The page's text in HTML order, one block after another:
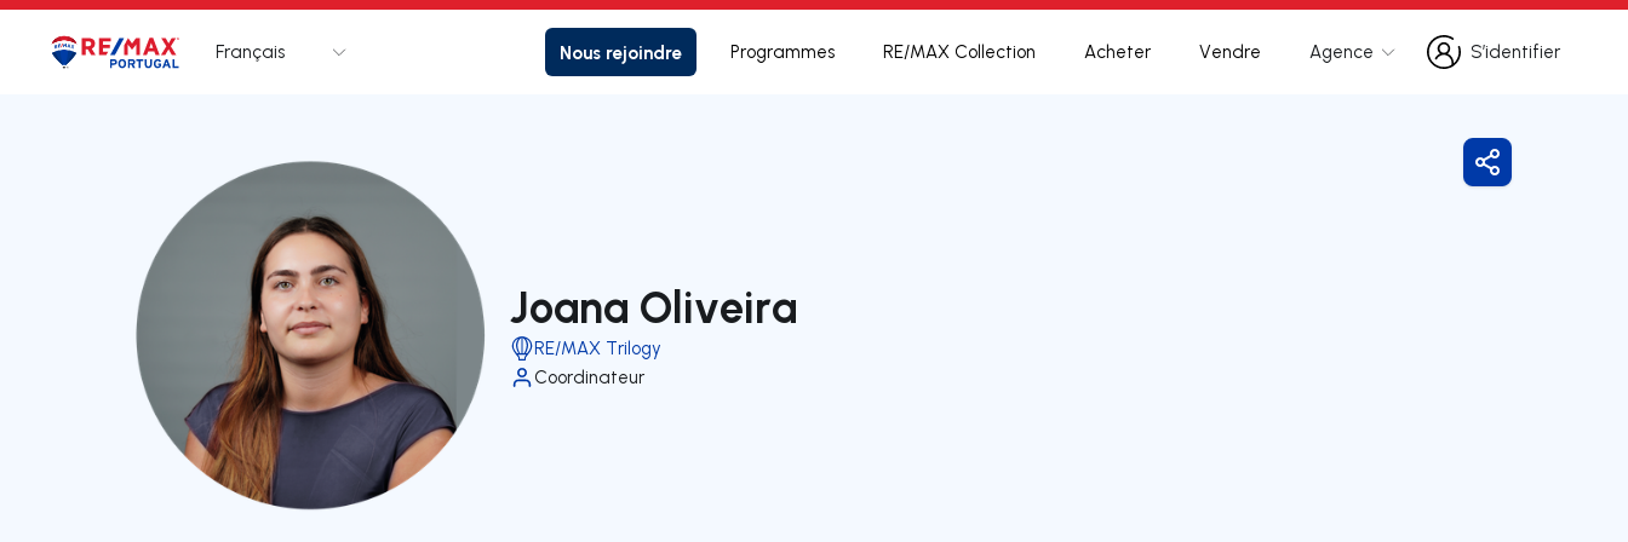
Logo Aller à la page d’accueil
Français Nous rejoindre Programmes RE/MAX Collection Acheter Vendre Agence
S’identifier
S’identifier
Joana Oliveira
RE/MAX Trilogy
Coordinateur
Partager